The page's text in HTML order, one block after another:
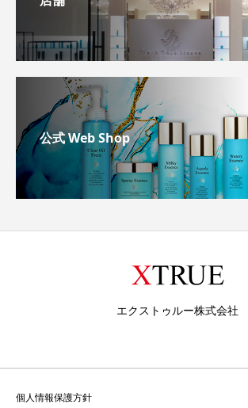
公式 Web Shop
エクストゥルー株式会社
個人情報保護方針